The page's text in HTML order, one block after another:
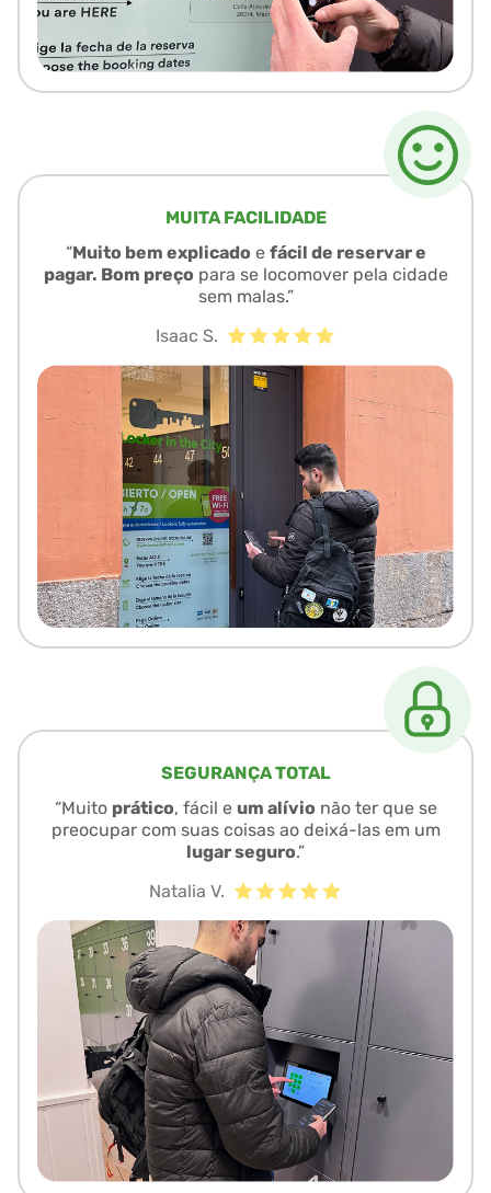
MUITA FACILIDADE
“Muito bem explicado e fácil de reservar e
pagar. Bom preço para se locomover pela cidade
sem malas.”
Isaac S.
SEGURANÇA TOTAL
“Muito prático, fácil e um alívio não ter que se
preocupar com suas coisas ao deixá-las em um
lugar seguro.”
Natalia V.